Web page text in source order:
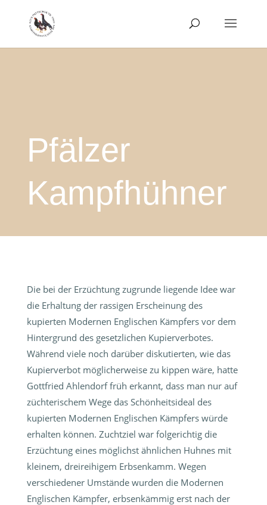
Pfälzer
Kampfhühner
Die bei der Erzüchtung zugrunde liegende Idee war
die Erhaltung der rassigen Erscheinung des
kupierten Modernen Englischen Kämpfers vor dem
Hintergrund des gesetzlichen Kupierverbotes.
Während viele noch darüber diskutierten, wie das
Kupierverbot möglicherweise zu kippen wäre, hatte
Gottfried Ahlendorf früh erkannt, dass man nur auf
züchterischem Wege das Schönheitsideal des
kupierten Modernen Englischen Kämpfers würde
erhalten können. Zuchtziel war folgerichtig die
Erzüchtung eines möglichst ähnlichen Huhnes mit
kleinem, dreireihigem Erbsenkamm. Wegen
verschiedener Umstände wurden die Modernen
Englischen Kämpfer, erbsenkämmig erst nach der